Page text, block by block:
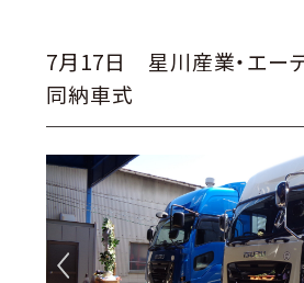
7月17日 星川産業・エー
同納車式